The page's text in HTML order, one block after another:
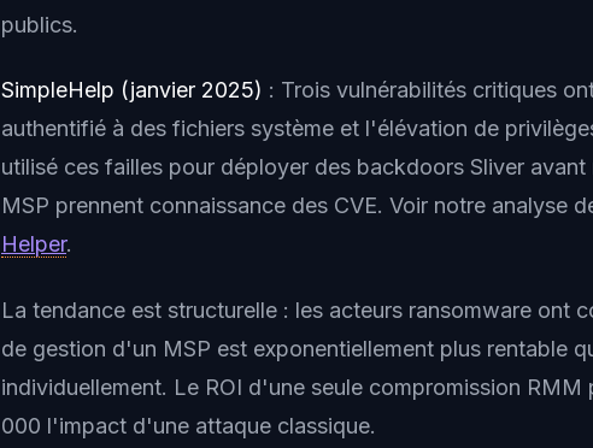
publics.
SimpleHelp (janvier 2025) : Trois vulnérabilités critiques
authentifié à des fichiers système et l'élévation de
utilisé ces failles pour déployer des backdoors Sliver avant
MSP prennent connaissance des CVE. Voir notre analyse
Helper.
La tendance est structurelle : les acteurs ransomware ont
de gestion d'un MSP est exponentiellement plus rentable
individuellement. Le ROI d'une seule compromission RMM
000 l'impact d'une attaque classique.